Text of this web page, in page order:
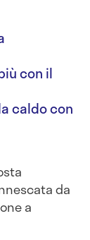
con il
caldo con
da
a